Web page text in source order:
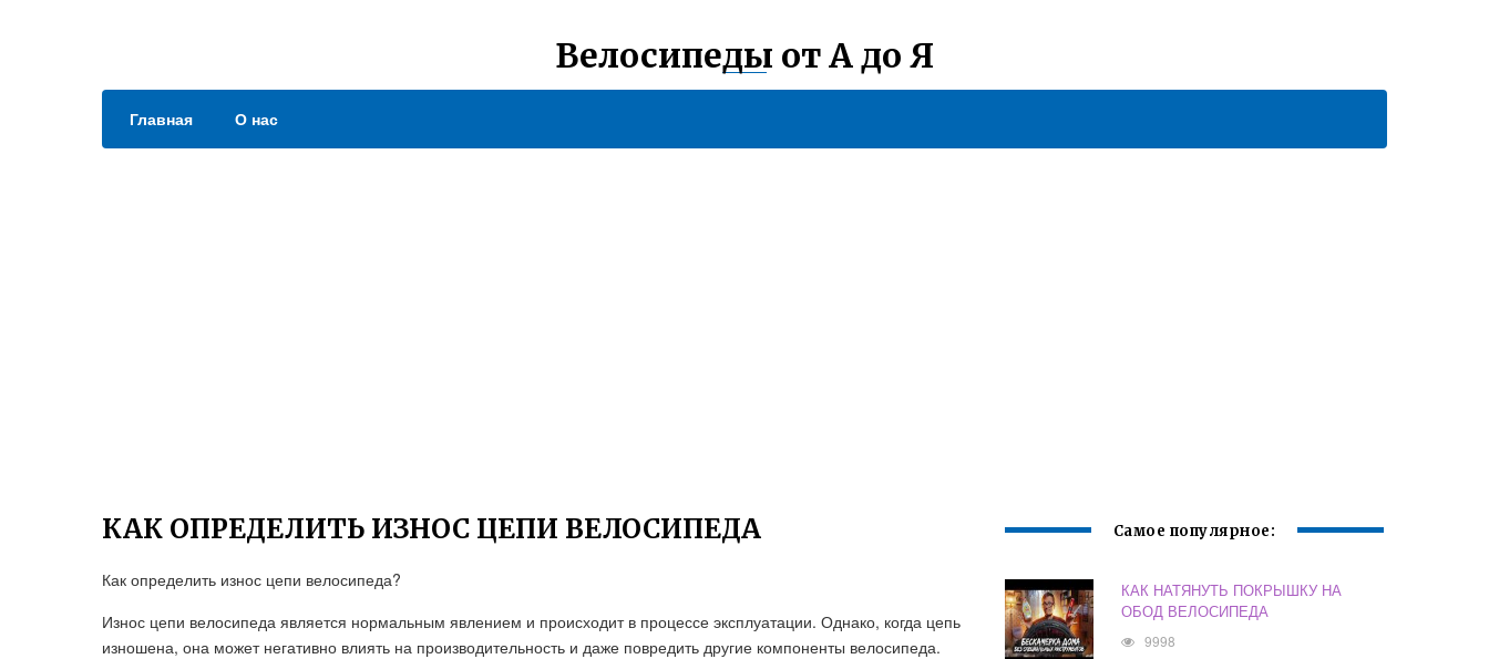
Велосипеды от А до Я
Главная О нас
КАК ОПРЕДЕЛИТЬ ИЗНОС ЦЕПИ ВЕЛОСИПЕДА
Как определить износ цепи велосипеда?
Износ цепи велосипеда является нормальным явлением и происходит в процессе эксплуатации. Однако, когда цепь
изношена, она может негативно влиять на производительность и даже повредить другие компоненты велосипеда.
Самое популярное:
КАК НАТЯНУТЬ ПОКРЫШКУ НА
ОБОД ВЕЛОСИПЕДА
9998